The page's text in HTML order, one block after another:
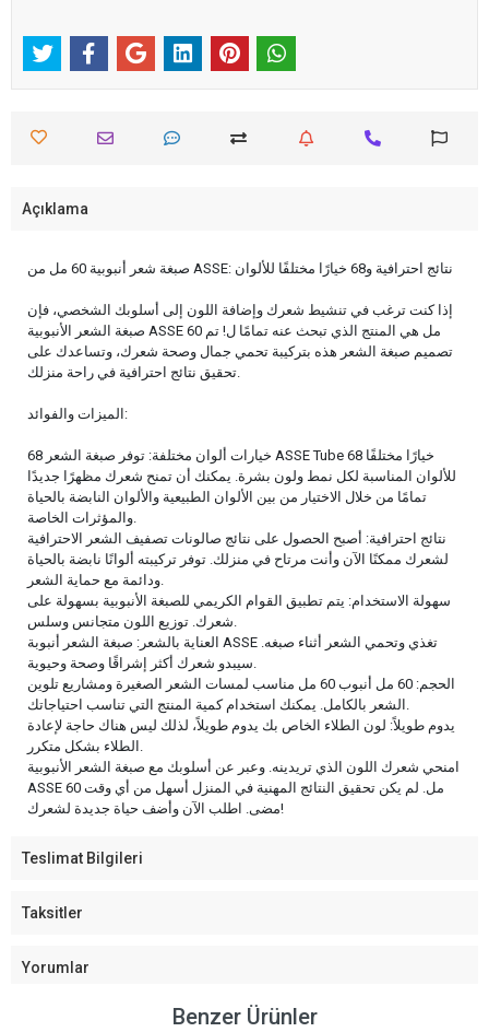
Açıklama
صبغة شعر أنبوبية 60 مل من ASSE: نتائج احترافية و68 خيارًا مختلفًا للألوان
إذا كنت ترغب في تنشيط شعرك وإضافة اللون إلى أسلوبك الشخصي، فإن
صبغة الشعر الأنبوبية ASSE 60 مل هي المنتج الذي تبحث عنه تمامًا ل! تم
تصميم صبغة الشعر هذه بتركيبة تحمي جمال وصحة شعرك، وتساعدك على
تحقيق نتائج احترافية في راحة منزلك.
الميزات والفوائد:
68 خيارات ألوان مختلفة: توفر صبغة الشعر ASSE Tube 68 خيارًا مختلفًا
للألوان المناسبة لكل نمط ولون بشرة. يمكنك أن تمنح شعرك مظهرًا جديدًا
تمامًا من خلال الاختيار من بين الألوان الطبيعية والألوان النابضة بالحياة
والمؤثرات الخاصة.
نتائج احترافية: أصبح الحصول على نتائج صالونات تصفيف الشعر الاحترافية
لشعرك ممكنًا الآن وأنت مرتاح في منزلك. توفر تركيبته ألوانًا نابضة بالحياة
ودائمة مع حماية الشعر.
سهولة الاستخدام: يتم تطبيق القوام الكريمي للصبغة الأنبوبية بسهولة على
شعرك. توزيع اللون متجانس وسلس.
العناية بالشعر: صبغة الشعر أنبوبة ASSE تغذي وتحمي الشعر أثناء صبغه.
سيبدو شعرك أكثر إشراقًا وصحة وحيوية.
الحجم: 60 مل أنبوب 60 مل مناسب لمسات الشعر الصغيرة ومشاريع تلوين
الشعر بالكامل. يمكنك استخدام كمية المنتج التي تناسب احتياجاتك.
يدوم طويلاً: لون الطلاء الخاص بك يدوم طويلاً، لذلك ليس هناك حاجة لإعادة
الطلاء بشكل متكرر.
امنحي شعرك اللون الذي تريدينه. وعبر عن أسلوبك مع صبغة الشعر الأنبوبية
ASSE 60 مل. لم يكن تحقيق النتائج المهنية في المنزل أسهل من أي وقت
مضى. اطلب الآن وأضف حياة جديدة لشعرك!
Teslimat Bilgileri
Taksitler
Yorumlar
Benzer Ürünler